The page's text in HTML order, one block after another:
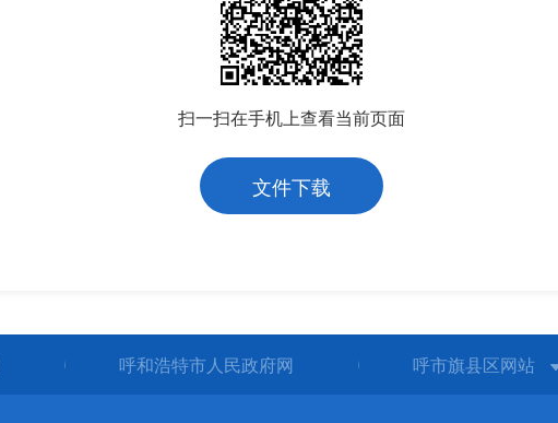
扫一扫在手机上查看当前页面
文件下载
呼和浩特市人民政府网 呼市旗县区网站